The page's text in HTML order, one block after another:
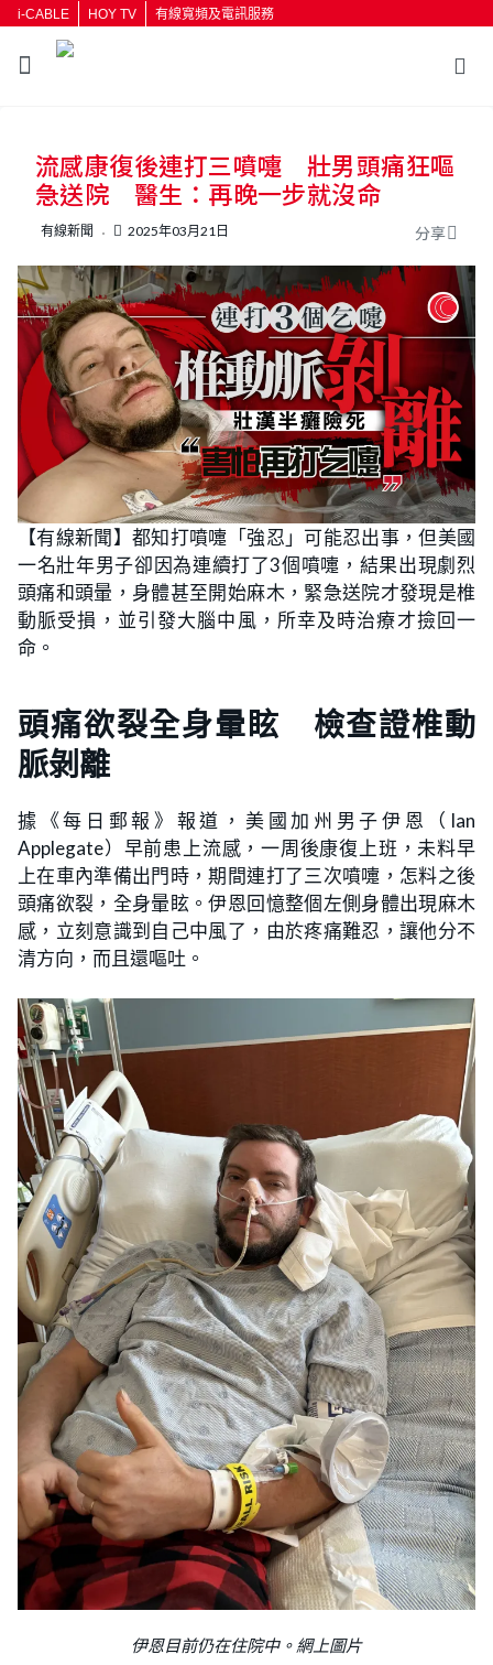
i-CABLE HOY TV 有線寬頻及電訊服務
按輸入鍵開始搜尋
流感康復後連打三噴嚏 壯男頭痛狂嘔
急送院 醫生：再晚一步就沒命
有線新聞 2025年03月21日 分享
【有線新聞】都知打噴嚏「強忍」可能忍出事，但美國
一名壯年男子卻因為連續打了3個噴嚏，結果出現劇烈
頭痛和頭暈，身體甚至開始麻木，緊急送院才發現是椎
動脈受損，並引發大腦中風，所幸及時治療才撿回一
命。
頭痛欲裂全身暈眩 檢查證椎動
脈剝離
據《每日郵報》報道，美國加州男子伊恩（Ian
Applegate）早前患上流感，一周後康復上班，未料早
上在車內準備出門時，期間連打了三次噴嚏，怎料之後
頭痛欲裂，全身暈眩。伊恩回憶整個左側身體出現麻木
感，立刻意識到自己中風了，由於疼痛難忍，讓他分不
清方向，而且還嘔吐。
伊恩目前仍在住院中。網上圖片